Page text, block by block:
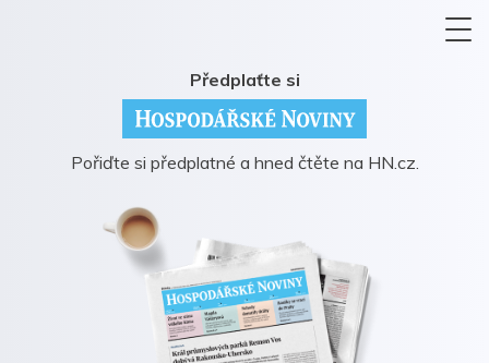
Předplaťte si
Pořiďte si předplatné a hned čtěte na HN.cz.